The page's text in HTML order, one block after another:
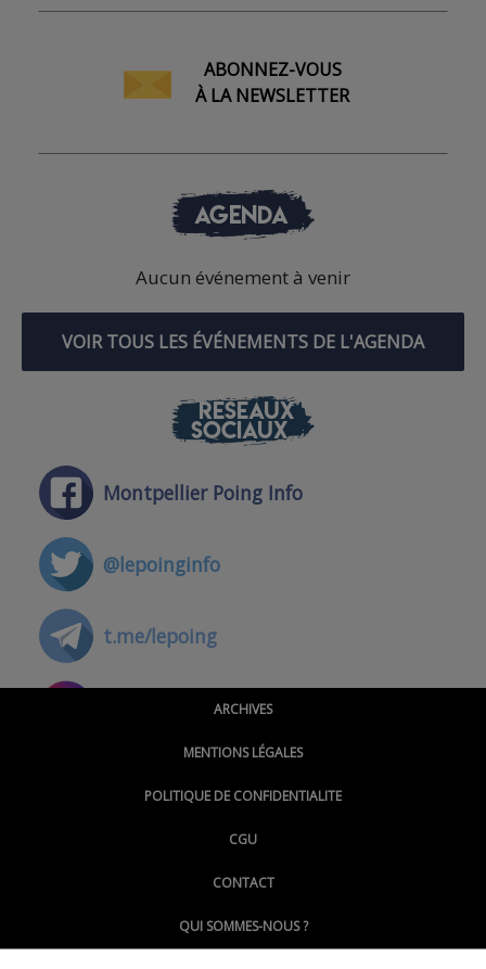
ABONNEZ-VOUS
À LA NEWSLETTER
AGENDA
Aucun événement à venir
VOIR TOUS LES ÉVÉNEMENTS DE L'AGENDA
RÉSEAUX
SOCIAUX
Montpellier Poing Info
@lepoinginfo
t.me/lepoing
@montpellierpoinginfo
@LePoingMontpellier
ARCHIVES
MENTIONS LÉGALES
POLITIQUE DE CONFIDENTIALITE
CGU
CONTACT
QUI SOMMES-NOUS ?